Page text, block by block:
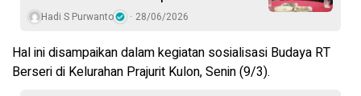
Hadi S Purwanto 28/06/2026
Hal ini disampaikan dalam kegiatan sosialisasi Budaya RT
Berseri di Kelurahan Prajurit Kulon, Senin (9/3).